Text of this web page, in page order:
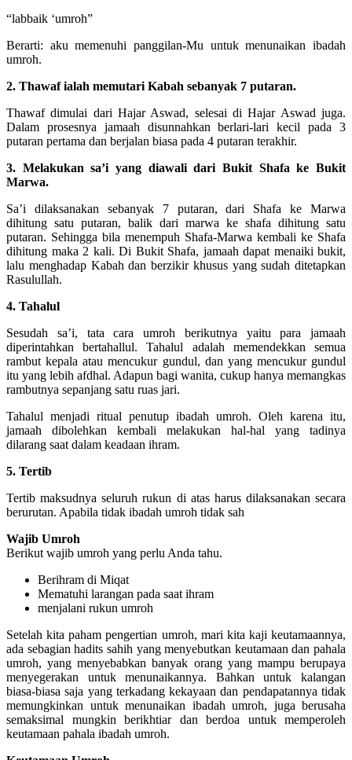
“labbaik ‘umroh”
Berarti: aku memenuhi panggilan-Mu untuk menunaikan ibadah
umroh.
2. Thawaf ialah memutari Kabah sebanyak 7 putaran.
Thawaf dimulai dari Hajar Aswad, selesai di Hajar Aswad juga.
Dalam prosesnya jamaah disunnahkan berlari-lari kecil pada 3
putaran pertama dan berjalan biasa pada 4 putaran terakhir.
3. Melakukan sa’i yang diawali dari Bukit Shafa ke Bukit
Marwa.
Sa’i dilaksanakan sebanyak 7 putaran, dari Shafa ke Marwa
dihitung satu putaran, balik dari marwa ke shafa dihitung satu
putaran. Sehingga bila menempuh Shafa-Marwa kembali ke Shafa
dihitung maka 2 kali. Di Bukit Shafa, jamaah dapat menaiki bukit,
lalu menghadap Kabah dan berzikir khusus yang sudah ditetapkan
Rasulullah.
4. Tahalul
Sesudah sa’i, tata cara umroh berikutnya yaitu para jamaah
diperintahkan bertahallul. Tahalul adalah memendekkan semua
rambut kepala atau mencukur gundul, dan yang mencukur gundul
itu yang lebih afdhal. Adapun bagi wanita, cukup hanya memangkas
rambutnya sepanjang satu ruas jari.
Tahalul menjadi ritual penutup ibadah umroh. Oleh karena itu,
jamaah dibolehkan kembali melakukan hal-hal yang tadinya
dilarang saat dalam keadaan ihram.
5. Tertib
Tertib maksudnya seluruh rukun di atas harus dilaksanakan secara
berurutan. Apabila tidak ibadah umroh tidak sah
Wajib Umroh
Berikut wajib umroh yang perlu Anda tahu.
Berihram di Miqat
Mematuhi larangan pada saat ihram
menjalani rukun umroh
Setelah kita paham pengertian umroh, mari kita kaji keutamaannya,
ada sebagian hadits sahih yang menyebutkan keutamaan dan pahala
umroh, yang menyebabkan banyak orang yang mampu berupaya
menyegerakan untuk menunaikannya. Bahkan untuk kalangan
biasa-biasa saja yang terkadang kekayaan dan pendapatannya tidak
memungkinkan untuk menunaikan ibadah umroh, juga berusaha
semaksimal mungkin berikhtiar dan berdoa untuk memperoleh
keutamaan pahala ibadah umroh.